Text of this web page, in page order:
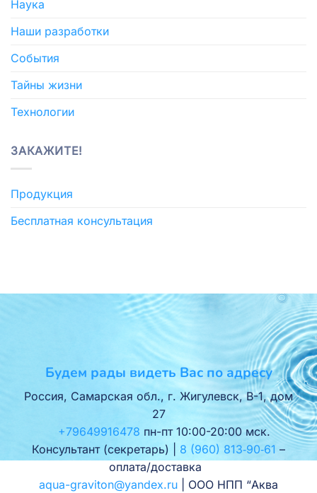
Наука
Наши разработки
События
Тайны жизни
Технологии
ЗАКАЖИТЕ!
Продукция
Бесплатная консультация
Будем рады видеть Вас по адресу
Россия, Самарская обл., г. Жигулевск, В-1, дом
27
+79649916478 пн-пт 10:00-20:00 мск.
Консультант (секретарь) | 8 (960) 813‑90‑61 –
оплата/доставка
aqua-graviton@yandex.ru | ООО НПП “Аква